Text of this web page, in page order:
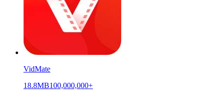
VidMate
18.8MB100,000,000+